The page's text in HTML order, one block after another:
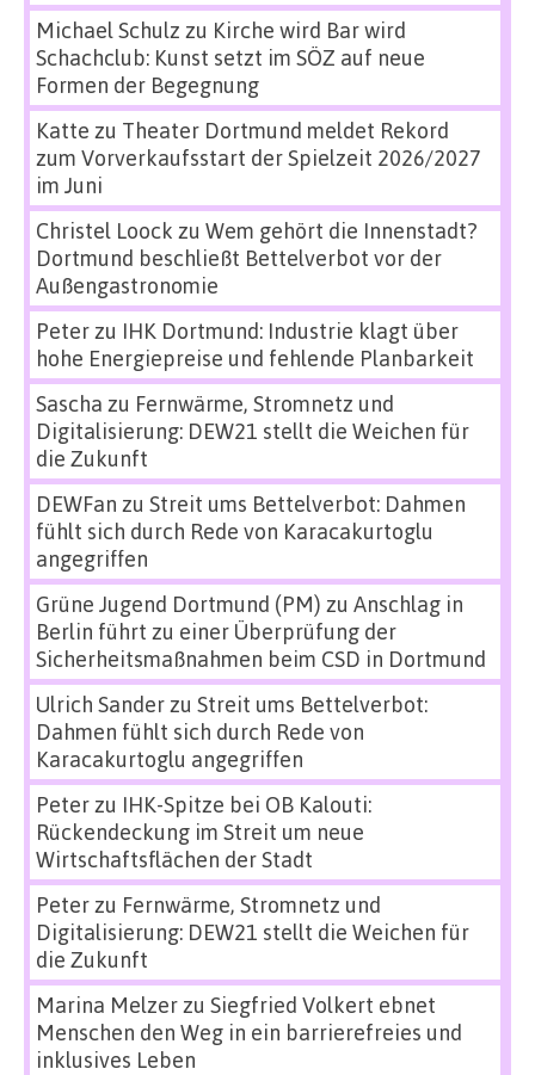
Michael Schulz zu Kirche wird Bar wird
Schachclub: Kunst setzt im SÖZ auf neue
Formen der Begegnung
Katte zu Theater Dortmund meldet Rekord
zum Vorverkaufsstart der Spielzeit 2026/2027
im Juni
Christel Loock zu Wem gehört die Innenstadt?
Dortmund beschließt Bettelverbot vor der
Außengastronomie
Peterzu IHK Dortmund: Industrie klagt über
hohe Energiepreise und fehlende Planbarkeit
Sascha zu Fernwärme, Stromnetz und
Digitalisierung: DEW21 stellt die Weichen für
die Zukunft
DEWFan zu Streit ums Bettelverbot: Dahmen
fühlt sich durch Rede von Karacakurtoglu
angegriffen
Grüne Jugend Dortmund (PM) zu Anschlag in
Berlin führt zu einer Überprüfung der
Sicherheitsmaßnahmen beim CSD in Dortmund
Ulrich Sanderzu Streit ums Bettelverbot:
Dahmen fühlt sich durch Rede von
Karacakurtoglu angegriffen
Peterzu IHK-Spitze bei OB Kalouti:
Rückendeckung im Streit um neue
Wirtschaftsflächen der Stadt
Peterzu Fernwärme, Stromnetz und
Digitalisierung: DEW21 stellt die Weichen für
die Zukunft
Marina Melzerzu Siegfried Volkert ebnet
Menschen den Weg in ein barrierefreies und
inklusives Leben